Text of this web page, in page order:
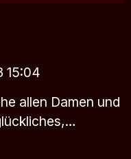
15:04
allen Damen und